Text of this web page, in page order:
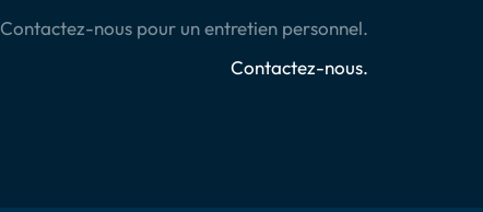
Contactez-nous pour un entretien personnel.
Contactez-nous.